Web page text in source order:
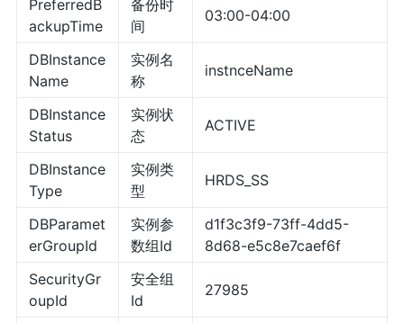
PreferredB
ackupTime
备份时
间
03:00-04:00
DBInstance
Name
实例名
称
instnceName
DBInstance
Status
实例状
态
ACTIVE
DBInstance
Type
实例类
型
HRDS_SS
DBParamet
erGroupId
实例参
数组Id
d1f3c3f9-73ff-4dd5-
8d68-e5c8e7caef6f
SecurityGr
oupId
安全组
Id
27985